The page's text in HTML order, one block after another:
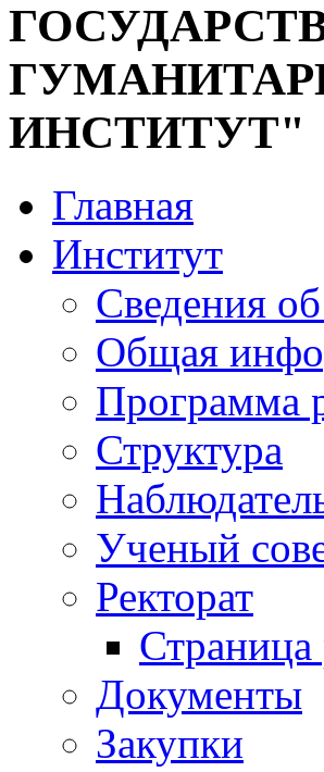
ИНСТИТУТ"
Главная
Институт
Сведения
Общая
Программа
Структура
Ученый
Ректорат
Страница
Документы
Закупки